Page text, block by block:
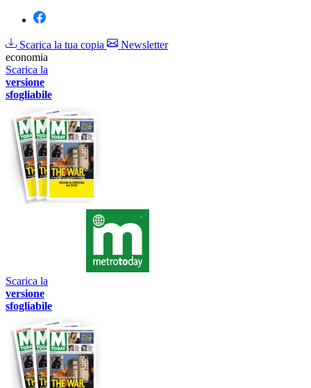
Scarica la tua copia
Newsletter
economia
Scarica la
versione
sfogliabile
Scarica la
versione
sfogliabile